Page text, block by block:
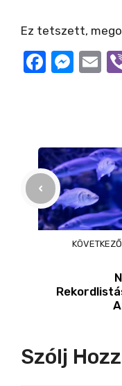
Ez tetszett,
F
b
o
o
k
M
n
g
er
E
KÖVETKEZŐ
Szólj